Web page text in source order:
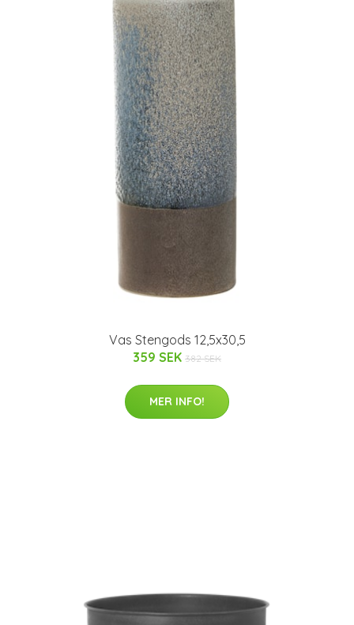
Vas Stengods 12,5x30,5
359 SEK 382 SEK
MER INFO!